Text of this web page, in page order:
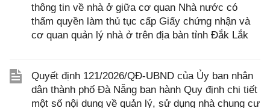
thông tin về nhà ở giữa cơ quan Nhà nước có
thẩm quyền làm thủ tục cấp Giấy chứng nhận và
cơ quan quản lý nhà ở trên địa bàn tỉnh Đắk Lắk
Quyết định 121/2026/QĐ-UBND của Ủy ban nhân
dân thành phố Đà Nẵng ban hành Quy định chi tiết
một số nội dung về quản lý, sử dụng nhà chung cư